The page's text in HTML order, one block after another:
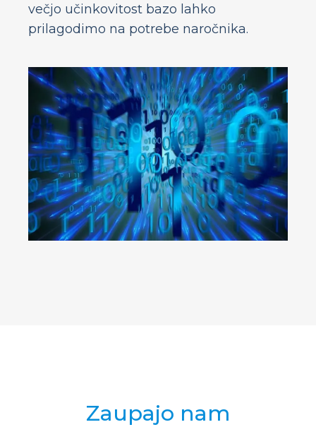
večjo učinkovitost bazo lahko
prilagodimo na potrebe naročnika.
Zaupajo nam